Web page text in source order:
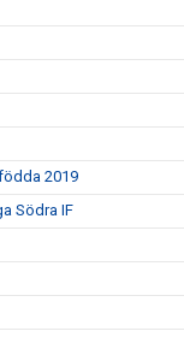
2019
Södra IF